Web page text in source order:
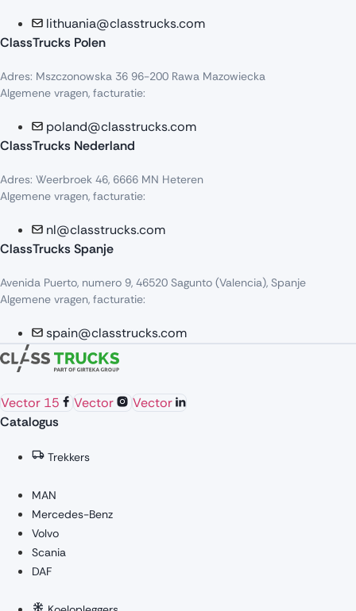
lithuania@classtrucks.com
ClassTrucks Polen
Adres: Mszczonowska 36 96-200 Rawa Mazowiecka
Algemene vragen, facturatie:
poland@classtrucks.com
ClassTrucks Nederland
Adres: Weerbroek 46, 6666 MN Heteren
Algemene vragen, facturatie:
nl@classtrucks.com
ClassTrucks Spanje
Avenida Puerto, numero 9, 46520 Sagunto (Valencia), Spanje
Algemene vragen, facturatie:
spain@classtrucks.com
Vector 15 Vector
Vector
Catalogus
Trekkers
MAN
Mercedes-Benz
Volvo
Scania
DAF